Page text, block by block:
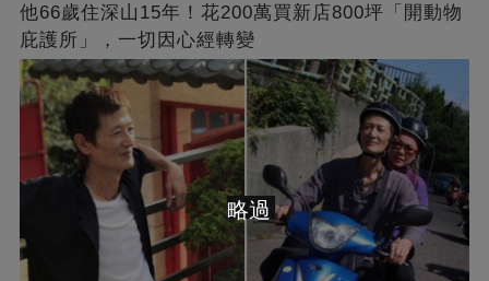
他66歲住深山15年！花200萬買新店800坪「開動物
庇護所」，一切因心經轉變
略過